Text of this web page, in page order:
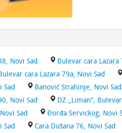
Novi Sad Bulevar cara Lazara
cara Lazara 79a, Novi Sad
Sad
Banović Strahinje, Novi Sad
Novi Sad
DZ „Liman“,
Sad
Đorđa Servickog, Novi
Sad
Cara Dušana 76, Novi Sad